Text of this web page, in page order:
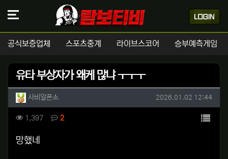
공식보증업체 스포츠중계 라이브스코어 승부예측게임
유타 부상자가 왜케 많냐 ㅜㅜㅜ
작성자 정보
사비알폰소 작성일
2026.01.02 12:44
컨텐츠 정보
1,397조회 2댓글 목록
본문
망했네